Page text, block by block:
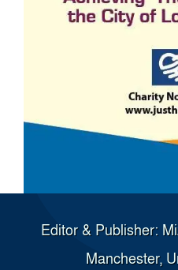
Editor & Publisher:
Manchester,